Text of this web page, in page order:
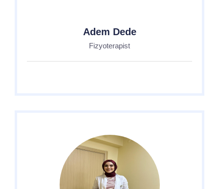
Adem Dede
Fizyoterapist